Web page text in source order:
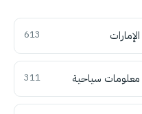
الإمارات 613
معلومات سياحية 311